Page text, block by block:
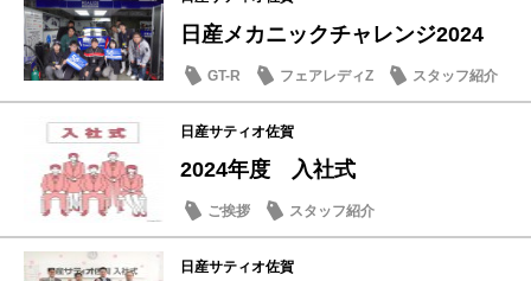
日産メカニックチャレンジ2024
GT-R フェアレディZ スタッフ紹介
日産サティオ佐賀
2024年度 入社式
ご挨拶 スタッフ紹介
日産サティオ佐賀